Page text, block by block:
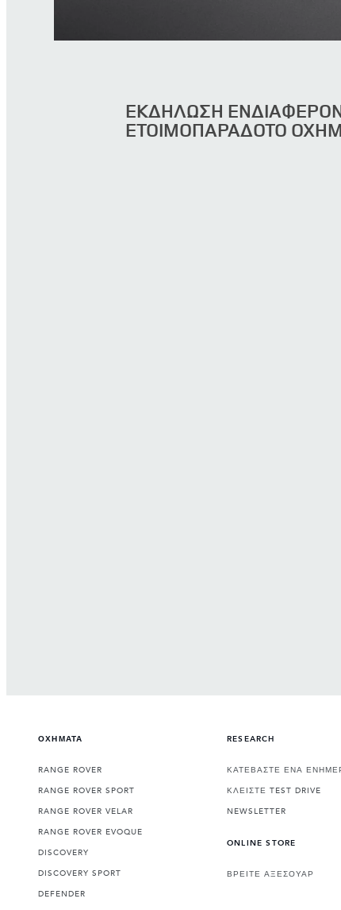
ΕΚΔΗΛΩΣΗ
ΕΤΟΙΜΟΠΑΡΑΔΟΤΟ
ΟΧΗΜΑΤΑ
RANGE ROVER
RANGE ROVER SPORT
RANGE ROVER VELAR
RANGE ROVER EVOQUE
DISCOVERY
DISCOVERY SPORT
DEFENDER
RESEARCH
ΚΑΤΕΒΑΣΤΕ ΕΝΑ
ΚΛΕΙΣΤΕ TEST DRIVE
NEWSLETTER
ONLINE STORE
ΒΡΕΙΤΕ ΑΞΕΣΟΥΑΡ